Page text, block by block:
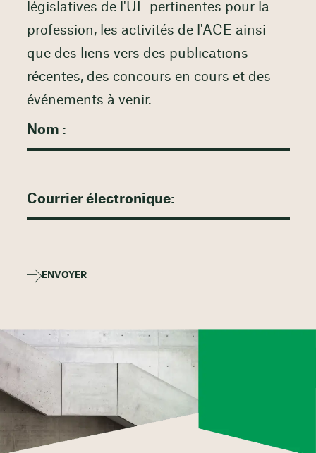
législatives de l'UE pertinentes pour la
profession, les activités de l'ACE ainsi
que des liens vers des publications
récentes, des concours en cours et des
événements à venir.
ENVOYER